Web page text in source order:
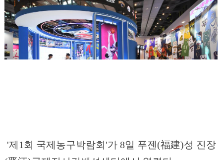
'제1회 국제농구박람회'가 8일 푸젠(福建)성 진장